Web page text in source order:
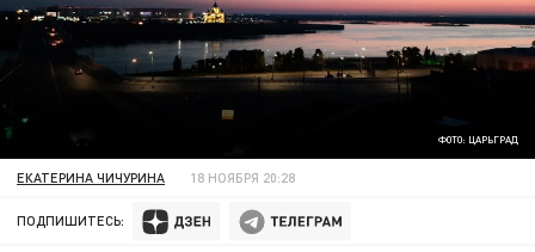
ФОТО: ЦАРЬГРАД
ЕКАТЕРИНА ЧИЧУРИНА 18 НОЯБРЯ 20:28
ПОДПИШИТЕСЬ: